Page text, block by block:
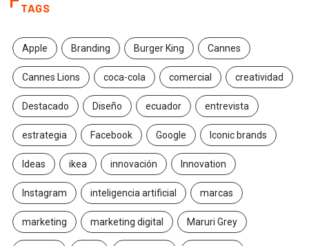
TAGS
Apple Branding Burger King Cannes
Cannes Lions coca-cola comercial creatividad
Destacado Diseño ecuador entrevista
estrategia Facebook Google Iconic brands
Ideas ikea innovación Innovation
Instagram inteligencia artificial marcas
marketing marketing digital Maruri Grey